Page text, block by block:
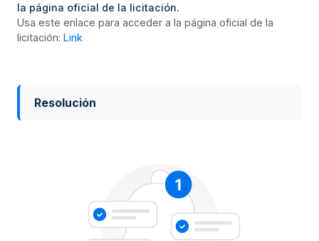
la página oficial de la licitación.
Usa este enlace para acceder a la página oficial de la
licitación: Link
Resolución